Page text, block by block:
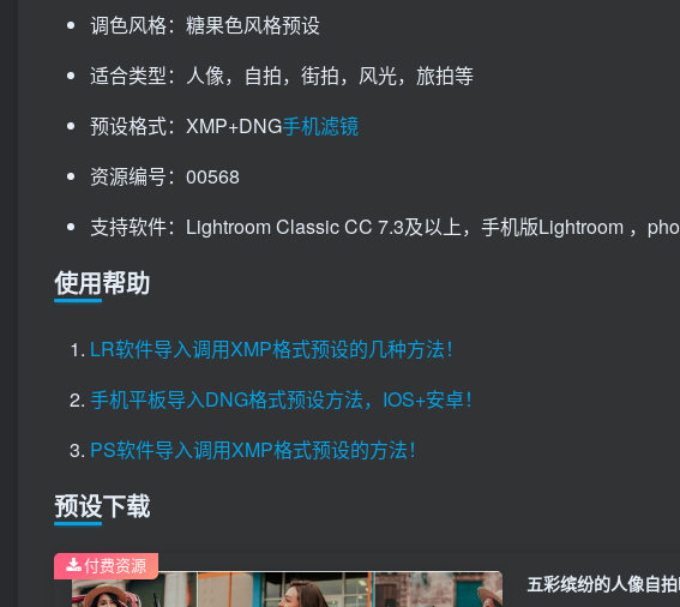
调色风格：糖果色风格预设
适合类型：人像，自拍，街拍，风光，旅拍等
预设格式：XMP+DNG手机滤镜
资源编号：00568
支持软件：Lightroom Classic CC 7.3及以上，手机版Lightroom ，
使用帮助
LR软件导入调用XMP格式预设的几种方法！
手机平板导入DNG格式预设方法，IOS+安卓！
PS软件导入调用XMP格式预设的方法！
预设下载
五彩缤纷的人像自
付费资源